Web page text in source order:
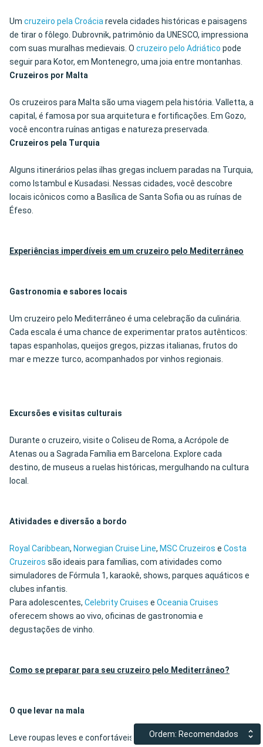
Ordem: Recomendados
Um cruzeiro pela Croáciarevela cidades históricas e paisagens
de tirar o fôlego. Dubrovnik, patrimônio da UNESCO, impressiona
com suas muralhas medievais. O cruzeiro pelo Adriático pode
seguir para Kotor, em Montenegro, uma joia entre montanhas.
Cruzeiros por Malta
Os cruzeiros para Malta são uma viagem pela história. Valletta, a
capital, é famosa por sua arquitetura e fortificações. Em Gozo,
você encontra ruínas antigas e natureza preservada.
Cruzeiros pela Turquia
Alguns itinerários pelas ilhas gregas incluem paradas na Turquia,
como Istambul e Kusadasi. Nessas cidades, você descobre
locais icônicos como a Basílica de Santa Sofia ou as ruínas de
Éfeso.
Experiências imperdíveis em um cruzeiro pelo Mediterrâneo
Gastronomia e sabores locais
Um cruzeiro pelo Mediterrâneo é uma celebração da culinária.
Cada escala é uma chance de experimentar pratos autênticos:
tapas espanholas, queijos gregos, pizzas italianas, frutos do
mar e mezze turco, acompanhados por vinhos regionais.
Excursões e visitas culturais
Durante o cruzeiro, visite o Coliseu de Roma, a Acrópole de
Atenas ou a Sagrada Família em Barcelona. Explore cada
destino, de museus a ruelas históricas, mergulhando na cultura
local.
Atividades e diversão a bordo
Royal Caribbean, Norwegian Cruise Line, MSC Cruzeiros e Costa
Cruzeiros são ideais para famílias, com atividades como
simuladores de Fórmula 1, karaokê, shows, parques aquáticos e
clubes infantis.
Para adolescentes, Celebrity Cruises e Oceania Cruises
oferecem shows ao vivo, oficinas de gastronomia e
degustações de vinho.
Como se preparar para seu cruzeiro pelo Mediterrâneo?
O que levar na mala
Leve roupas leves e confortáveis para o dia, e roupas casuais